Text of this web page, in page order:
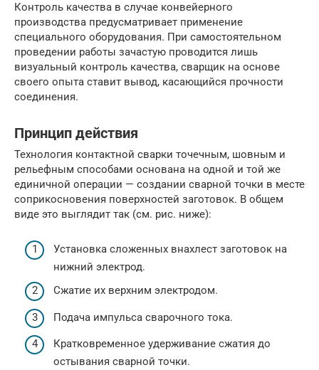
Контроль качества в случае конвейерного
производства предусматривает применение
специального оборудования. При самостоятельном
проведении работы зачастую проводится лишь
визуальный контроль качества, сварщик на основе
своего опыта ставит вывод, касающийся прочности
соединения.
Принцип действия
Технология контактной сварки точечным, шовным и
рельефным способами основана на одной и той же
единичной операции — создании сварной точки в месте
соприкосновения поверхностей заготовок. В общем
виде это выглядит так (см. рис. ниже):
Установка сложенных внахлест заготовок на
нижний электрод.
Сжатие их верхним электродом.
Подача импульса сварочного тока.
Кратковременное удерживание сжатия до
остывания сварной точки.